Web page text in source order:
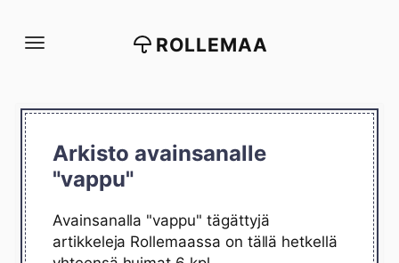
suoraan
ROLLEMAA
Arkisto avainsanalle
"vappu"
Avainsanalla "vappu" tägättyjä
artikkeleja Rollemaassa on tällä hetkellä